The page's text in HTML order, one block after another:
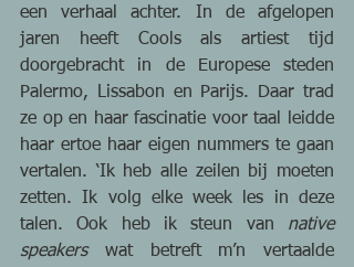
een verhaal achter. In de afgelopen
jaren heeft Cools als artiest tijd
doorgebracht in de Europese steden
Palermo, Lissabon en Parijs. Daar trad
ze op en haar fascinatie voor taal leidde
haar ertoe haar eigen nummers te gaan
vertalen. ‘Ik heb alle zeilen bij moeten
zetten. Ik volg elke week les in deze
talen. Ook heb ik steun van native
speakers wat betreft m’n vertaalde